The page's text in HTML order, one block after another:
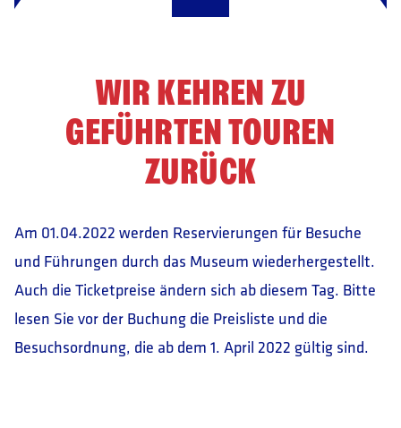
WIR KEHREN ZU
GEFÜHRTEN TOUREN
ZURÜCK
Am 01.04.2022 werden Reservierungen für Besuche
und Führungen durch das Museum wiederhergestellt.
Auch die Ticketpreise ändern sich ab diesem Tag. Bitte
lesen Sie vor der Buchung die Preisliste und die
Besuchsordnung, die ab dem 1. April 2022 gültig sind.